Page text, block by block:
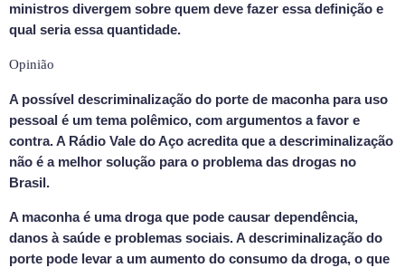
ministros divergem sobre quem deve fazer essa definição e
qual seria essa quantidade.
Opinião
A possível descriminalização do porte de maconha para uso
pessoal é um tema polêmico, com argumentos a favor e
contra. A Rádio Vale do Aço acredita que a descriminalização
não é a melhor solução para o problema das drogas no
Brasil.
A maconha é uma droga que pode causar dependência,
danos à saúde e problemas sociais. A descriminalização do
porte pode levar a um aumento do consumo da droga, o que